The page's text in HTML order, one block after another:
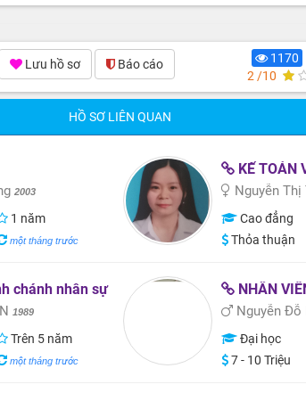
Lưu hồ sơ Báo cáo
1170
2 /10
HỒ SƠ LIÊN QUAN
2003
1 năm
một tháng trước
KẾ TOÁN
Nguyễn
Cao đẳng
Thỏa thuận
chánh nhân sự
1989
Trên 5 năm
một tháng trước
NHÂN
Nguyễn
Đại học
7 - 10 Triệu